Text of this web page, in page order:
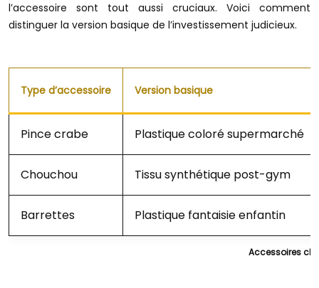
l’accessoire sont tout aussi cruciaux. Voici comment
distinguer la version basique de l’investissement judicieux.
Accessoires
Type d’accessoire Version basique
Pince crabe Plastique coloré supermarché
Chouchou Tissu synthétique post-gym
Barrettes Plastique fantaisie enfantin